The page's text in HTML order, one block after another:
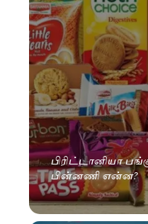
பிரிட்டானியா
பின்னணி என்ன?